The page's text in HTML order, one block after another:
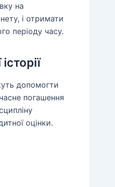
на
і отримати
періоду часу.
допомогти
погашення
оцінки.